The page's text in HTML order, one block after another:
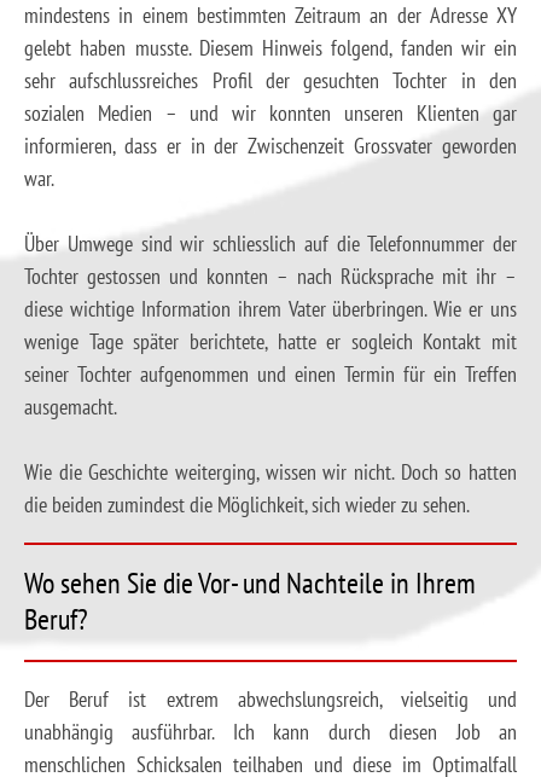
mindestens in einem bestimmten Zeitraum an der Adresse XY
gelebt haben musste. Diesem Hinweis folgend, fanden wir ein
sehr aufschlussreiches Profil der gesuchten Tochter in den
sozialen Medien – und wir konnten unseren Klienten gar
informieren, dass er in der Zwischenzeit Grossvater geworden
war.
Über Umwege sind wir schliesslich auf die Telefonnummer der
Tochter gestossen und konnten – nach Rücksprache mit ihr –
diese wichtige Information ihrem Vater überbringen. Wie er uns
wenige Tage später berichtete, hatte er sogleich Kontakt mit
seiner Tochter aufgenommen und einen Termin für ein Treffen
ausgemacht.
Wie die Geschichte weiterging, wissen wir nicht. Doch so hatten
die beiden zumindest die Möglichkeit, sich wieder zu sehen.
Wo sehen Sie die Vor- und Nachteile in Ihrem
Beruf?
Der Beruf ist extrem abwechslungsreich, vielseitig und
unabhängig ausführbar. Ich kann durch diesen Job an
menschlichen Schicksalen teilhaben und diese im Optimalfall